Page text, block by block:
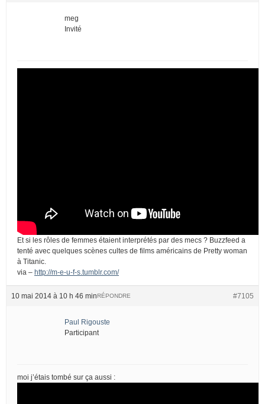
meg
Invité
Et si les rôles de femmes étaient interprétés par des mecs ? Buzzfeed a
tenté avec quelques scènes cultes de films américains de Pretty woman
à Titanic.
via – http://m-e-u-f-s.tumblr.com/
10 mai 2014 à 10 h 46 min #7105
RÉPONDRE
Paul Rigouste
Participant
moi j’étais tombé sur ça aussi :